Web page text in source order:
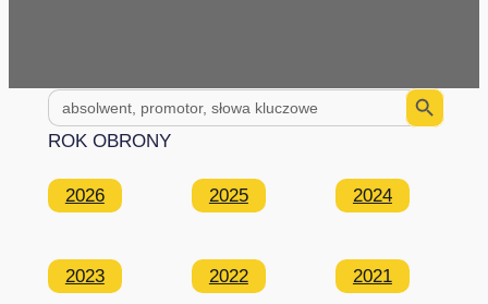
Search
for:
Search Button
ROK OBRONY
2026 2025 2024
2023 2022 2021